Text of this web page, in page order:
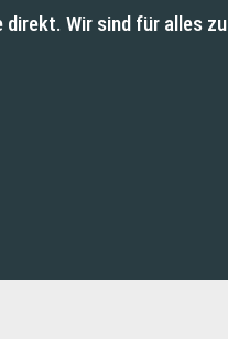
direkt. Wir sind für alles zu